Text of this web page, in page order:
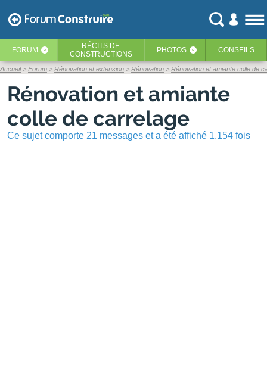
FORUM ‹ RÉCITS DE
CONSTRUCTIONS
PHOTOS ‹ CONSEILS
Accueil Forum Rénovation et extension Rénovation Rénovation et amiante colle de
Rénovation et amiante
colle de carrelage
Ce sujet comporte 21 messages et a été affiché 1.154 fois